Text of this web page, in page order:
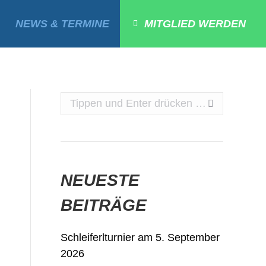
NEWS & TERMINE MITGLIED WERDEN
Search:
NEUESTE
BEITRÄGE
Schleiferlturnier am 5. September
2026